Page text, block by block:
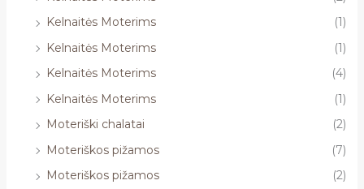
Kelnaitės Moterims
(1)
Kelnaitės Moterims
(1)
Kelnaitės Moterims
(4)
Kelnaitės Moterims
(1)
Moteriški chalatai
(2)
Moteriškos pižamos
(7)
Moteriškos pižamos
(2)